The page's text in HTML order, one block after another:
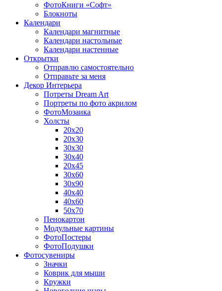
ФотоКниги «Софт»
Блокноты
Календари
Календари магнитные
Календари настольные
Календари настенные
Открытки
Отправлю самостоятельно
Отправьте за меня
Декор Интерьера
Потреты Dream Art
Портреты по фото акрилом
ФотоМозаика
Холсты
20х20
20х30
30х30
30х40
20х45
30х60
30х90
40х40
40х60
50х70
Пенокартон
Модульные картины
ФотоПостеры
ФотоПодушки
Фотоcувениры
Значки
Коврик для мыши
Кружки